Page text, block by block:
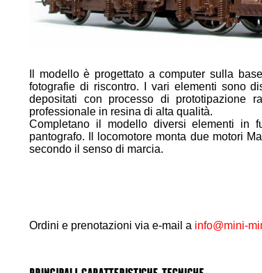
Il modello è progettato a computer sulla
fotografie di riscontro. I vari elementi sono
depositati con processo di prototipazione
professionale in resina di alta qualità.
Completano il modello diversi elementi in
pantografo. Il locomotore monta due motori
secondo il senso di marcia.
Ordini e prenotazioni via e-mail a info@mini-